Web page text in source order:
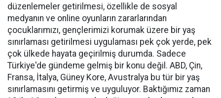
düzenlemeler getirilmesi, özellikle de sosyal
medyanın ve online oyunların zararlarından
çocuklarımızı, gençlerimizi korumak üzere bir yaş
sınırlaması getirilmesi uygulaması pek çok yerde, pek
çok ülkede hayata geçirilmiş durumda. Sadece
Türkiye'de gündeme gelmiş bir konu değil. ABD, Çin,
Fransa, İtalya, Güney Kore, Avustralya bu tür bir yaş
sınırlamasını getirmiş ve uyguluyor. Baktığımız zaman